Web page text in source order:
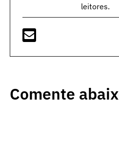
leitores.
Comente